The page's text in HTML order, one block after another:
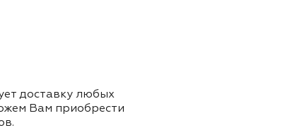
доставку любых
Вам приобрести